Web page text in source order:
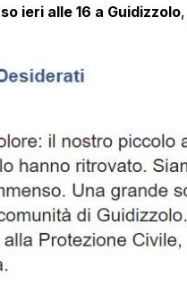
ieri alle 16 a Guidizzolo